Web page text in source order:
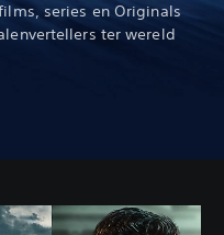
series en Originals
ter wereld